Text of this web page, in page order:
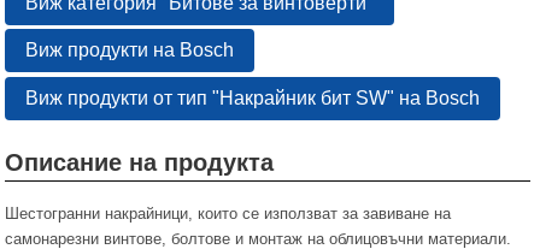
Виж продукти на Bosch
Виж продукти от тип "Накрайник бит SW" на Bosch
Описание на продукта
Шестогранни накрайници, които се използват за завиване на
самонарезни винтове, болтове и монтаж на облицовъчни материали.